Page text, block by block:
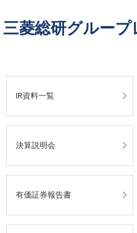
三菱総研グループ
IR資料一覧
決算説明会
有価証券報告書